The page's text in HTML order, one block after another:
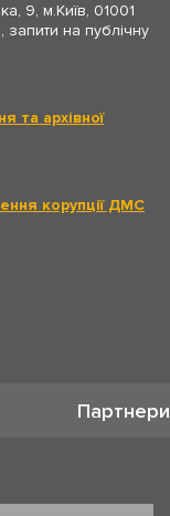
9, м.Київ, 01001
запити на публічну
та архівної
корупції ДМС
Партнери